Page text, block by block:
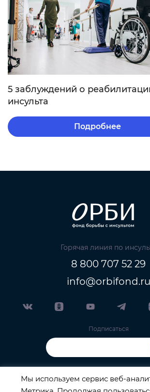
5 заблуждений о
инсульта
Подробнее
Горячая линия по
8 800 707 52 29
info@orbifond.ru
Подписаться
Мы используем сервис веб-